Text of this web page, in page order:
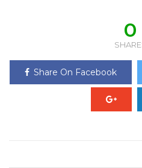
0
Share On Facebook